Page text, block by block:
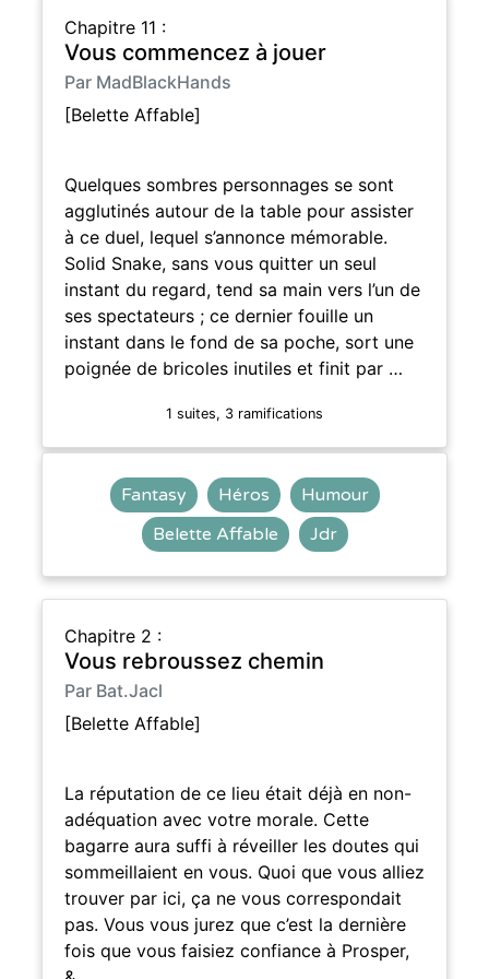
Chapitre 11 :
Vous commencez à jouer
Par MadBlackHands
[Belette Affable]
Quelques sombres personnages se sont
agglutinés autour de la table pour assister
à ce duel, lequel s’annonce mémorable.
Solid Snake, sans vous quitter un seul
instant du regard, tend sa main vers l’un de
ses spectateurs ; ce dernier fouille un
instant dans le fond de sa poche, sort une
poignée de bricoles inutiles et finit par …
1 suites, 3 ramifications
Fantasy Héros
Humour
Belette Affable
Jdr
Chapitre 2 :
Vous rebroussez chemin
Par Bat.Jacl
[Belette Affable]
La réputation de ce lieu était déjà en non-
adéquation avec votre morale. Cette
bagarre aura suffi à réveiller les doutes qui
sommeillaient en vous. Quoi que vous alliez
trouver par ici, ça ne vous correspondait
pas. Vous vous jurez que c’est la dernière
fois que vous faisiez confiance à Prosper,